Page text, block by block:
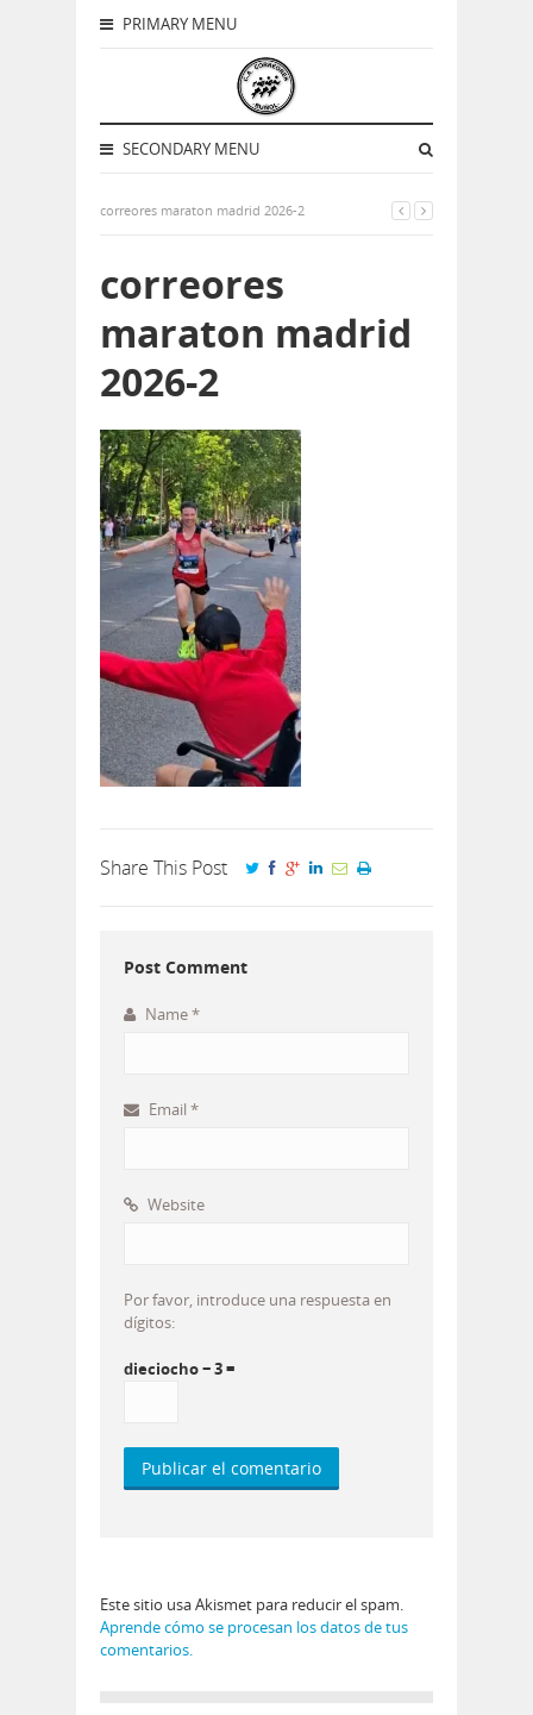
PRIMARY MENU
SECONDARY MENU
correores maraton madrid 2026-2
correores
maraton madrid
2026-2
Share This Post
Post Comment
Name*
Email *
Website
Por favor, introduce una respuesta en
dígitos:
dieciocho − 3 =
Este sitio usa Akismet para reducir el spam.
Aprende cómo se procesan los datos de tus
comentarios.